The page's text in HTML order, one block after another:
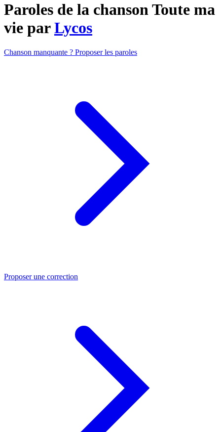
Paroles de la chanson Toute ma
vie parLycos
Chanson manquante ? Proposer les paroles
Proposer une correction